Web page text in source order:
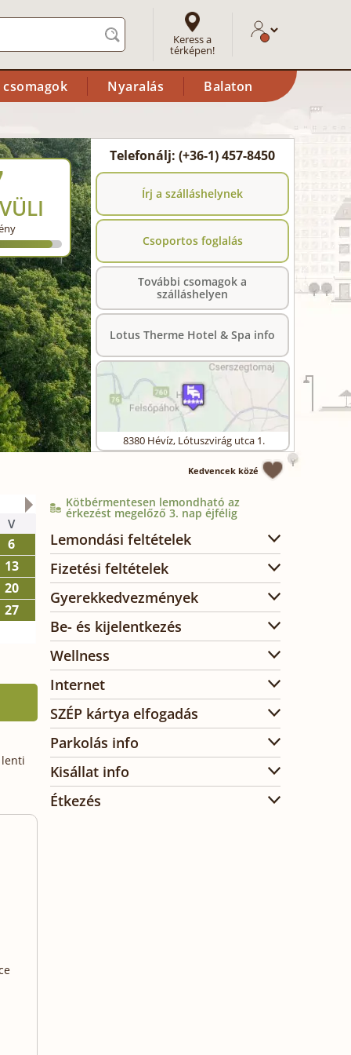
Keress a
térképen!
csomagok Nyaralás Balaton
Telefonálj: (+36-1) 457-8450
Írj a szálláshelynek
Csoportos foglalás
További csomagok a
szálláshelyen
Lotus Therme Hotel & Spa info
8380 Hévíz, Lótuszvirág utca 1.
Kedvencek közé
V
6
13
20
27
2026. október
CS
5
6 7
12
13 14 15 16
19
20 21 22 23
26
27 28
lenti
Kötbérmentesen lemondható az
érkezést megelőző 3. nap éjfélig
Lemondási feltételek
Fizetési feltételek
Gyerekkedvezmények
Be- és kijelentkezés
Wellness
Internet
SZÉP kártya elfogadás
Parkolás info
Kisállat info
Étkezés